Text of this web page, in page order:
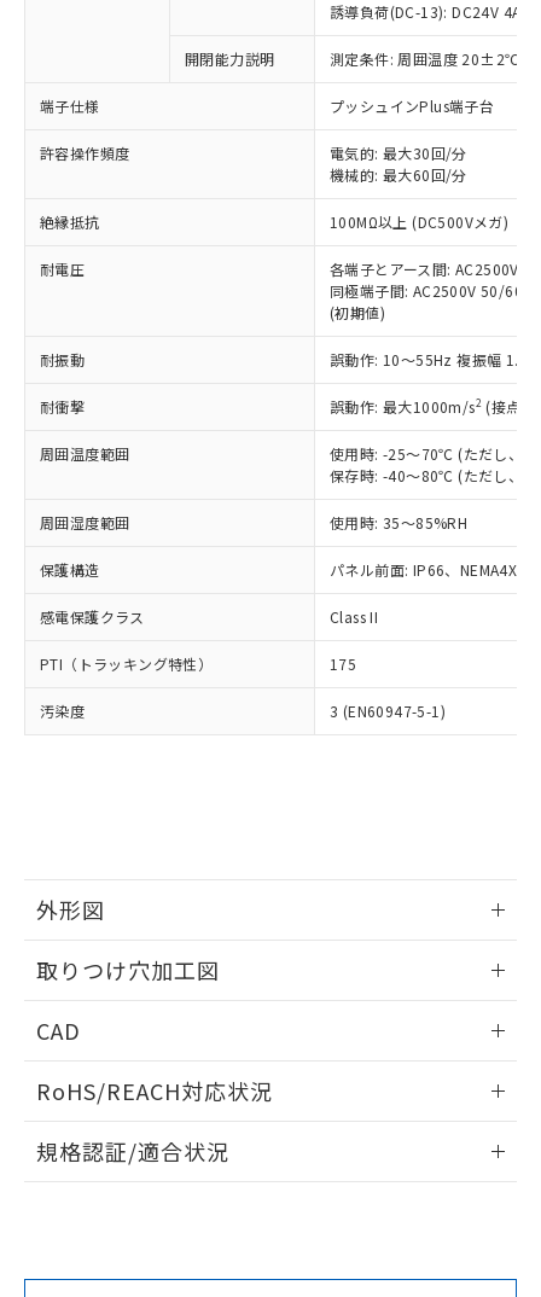
誘導負荷(DC-13): DC24V 4A/
開閉能力説明 測定条件: 周囲温度 20±2℃、
端子仕様 プッシュインPlus端子台
許容操作頻度
電気的: 最大30回/分
機械的: 最大60回/分
絶縁抵抗 100MΩ以上 (DC500Vメガ)
耐電圧
各端子とアース間: AC2500V
同極端子間: AC2500V 50/
(初期値)
耐振動 誤動作: 10～55Hz 複振幅
耐衝撃 誤動作: 最大1000m/s2 (接点
周囲温度範囲
使用時: -25～70℃ (ただし、氷
保存時: -40～80℃ (ただし、氷
周囲湿度範囲 使用時: 35～85%RH
保護構造 パネル前面: IP66、NEMA4X,
感電保護クラス Class II
PTI（トラッキング特性） 175
汚染度 3 (EN60947-5-1)
外形図
取りつけ穴加工図
CAD
ドすることができます。
ログイン/会員登録
ダウンロードデータをご利用いただく前に、以下を必ずお読
RoHS/REACH対応状況
EU RoHS 注意事項・凡例
規格認証/適合状況
以下の条件をお読みいただき、同意のうえ
本サービスは、当社制御機器事業取扱
商品の当社在庫状況および標準価格
(税抜)を提供させていただくもので
当社制御機器事業取扱商品の中には、
本サービスの対象外となる商品もある
ことをご了承ください。
在庫状況および標準価格照会結果は、
記載している更新日時点での社内デー
タに基づき作成されるものであり、閲
覧された時点での実際の在庫および標
準価格とは異なる場合があることをご
正式な納期状況および標準価格はお客
様のお取引先、またはお客様担当のオ
ムロン制御機器販売店・当社販売員に
オムロン制御機器販売店や当社販売拠
販売ネットワーク
」をご確認
ください。
在庫状況および標準価格結果を当社の
事前の承諾なく第三者に漏洩または開
示しないようお願いします。
マイパーツ機能（部品リスト作成サー
ビス）をご利用いただくには、I-Web
品・サービスに関するお客様との取
をご了承ください。
※当社の共同利用者とは、
対応予定なし：EU RoHS指令（10物質）の
非含有に非対応の商品で、対応品を出す予
調査・確認中：EU RoHS指令（10物質）の
非含有の対応状況を調査中または確認中の
商品です。
害物質有無と関係のない商品です。
仕入先様の事情により、非含有部品として
いたものが、含有品と判明した場合などや
むを得ず変更することがあります。
鉛(Pb) 1000ppm以下、 水銀(Hg) 1000ppm以下、 カド
六価クロム(Cr(Ⅵ)) 1000ppm以下、ポリ臭化ビフェニル
類(PBB) 1000ppm以下、ポリ臭化ジフェニルエーテル類
(PBDE) 1000ppm以下、フタル酸ビス(2-エチルヘキシ
ル) (DEHP)(別名：DOP) 1000ppm以下、フタル酸ブチ
ルベンジル（BBP） 1000ppm以下、フタル酸ジブチル
（DBP） 1000ppm以下、フタル酸ジイソブチル
但し、RoHS指令で産業用監視および制御機器に対する
フタル酸エステル類の４物質については閾値を超える意
図的な使用がないことを確認しています。
※2 対応予定月
部品在庫の切り替え状況などにより、予定
月が前後することがあります。
下記の非含有証明書をダウンロードするこ
とができます。
EU RoHS指令（10物質）の非含有証明書
51物質の非含有証明書（当社基準）
※本証明書は発行日時点で非含有を証明す
ものではありません。
また、RoHS指令のフタル酸エステル類４
物質の対応では、対応完了までの期間は出
欄に対応日を記載しておりました。
既に当社にて対応品への在庫切替を完了
「○」：最大均質材料含有率が中国RoHSの
基準値以下であることを示します。
「×」：最大均質材料含有率が中国RoHSの
基準値を超えていることを示します。
「－」：未確認です。当社販売部門へお問
*中国RoHS10物質の基準値 (GB/T26572)：
Pb(鉛) :1000ppm、 Hg(水銀) : 1000ppm、 Cd(カドミウ
Cr(Ⅵ)(六価クロム) : 1000ppm、 PBBs(ポリ臭化ビフェ
ニル類) : 1000ppm、 PBDEs(ポリ臭化ジフェニルエーテ
ル類) : 1000ppm、
DBP(フタル酸ジブチル) : 1000ppm、 DIBP(フタル酸ジ
DEHP(フタル酸ビス(2-エチルヘキシル)) : 1000ppm
「ｅ」：有害物質（10物質）のすべてが基
準値以下であることを示します。
「10」：通常の使用状況下において有害物
質が外部に漏えいし、環境に深刻な影響を
当社は、これら貴社製品のうち、外国
為替および外国貿易法に定める商品
（以下｢規制貨物等」という）を輸出
または国外への提供する場合は、日本
国政府の輸出許可(または役務取引許
可)を取得するなどの必要な手続きを
当社は規制貨物を破棄する場合は、完
全に破砕するなど、違法に輸出されな
いよう必要な手段を講じます。
当社は貴社製品を、核兵器、ミサイ
ル、化学兵器、生物兵器またはその他
武器並びにこれらの製造装置等に一切
当社は、貴社製品を第三者に販売する
場合は、上記1、2および3の内容を当
該第三者に通知します。また当社は、
販売先および販売に係わる関係者が違
法に輸出するおそれがある場合は、取
一定数以上の在庫あり
一定数には満たないが在庫あり
在庫なし(最新の在庫状況につ
いては、お客様のお取引先、ま
たはお客様担当のオムロン制御
機器販売店・当社販売員にご確
認ください)
白
受注生産機種、また在庫状況の
情報を公開していない機種